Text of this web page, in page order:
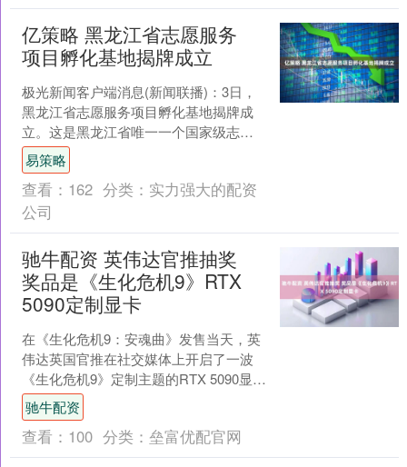
亿策略 黑龙江省志愿服务
项目孵化基地揭牌成立
极光新闻客户端消息(新闻联播)：3日，
黑龙江省志愿服务项目孵化基地揭牌成
立。这是黑龙江省唯一一个国家级志愿
服务项目孵化基地，设有项目孵化、培
训研讨、成果展示等功....
易策略
查看： 162 分类： 实力强大的配资
公司
驰牛配资 英伟达官推抽奖
奖品是《生化危机9》RTX
5090定制显卡
在《生化危机9：安魂曲》发售当天，英
伟达英国官推在社交媒体上开启了一波
《生化危机9》定制主题的RTX 5090显卡
抽奖活动。本次活动仅限一名中奖者。
英伟达发布....
驰牛配资
查看： 100 分类： 垒富优配官网